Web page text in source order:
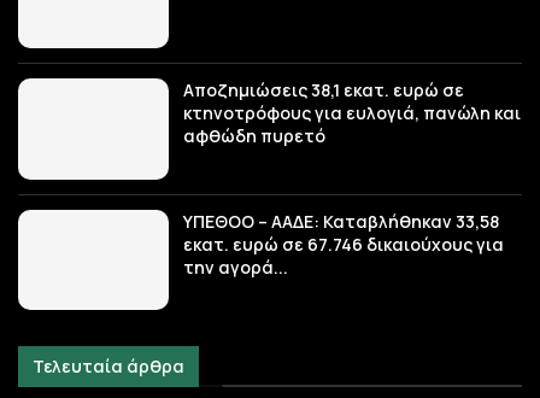
Αποζημιώσεις 38,1 εκατ. ευρώ σε
κτηνοτρόφους για ευλογιά, πανώλη και
αφθώδη πυρετό
ΥΠΕΘΟΟ – ΑΑΔΕ: Καταβλήθηκαν 33,58
εκατ. ευρώ σε 67.746 δικαιούχους για
την αγορά...
Τελευταία άρθρα